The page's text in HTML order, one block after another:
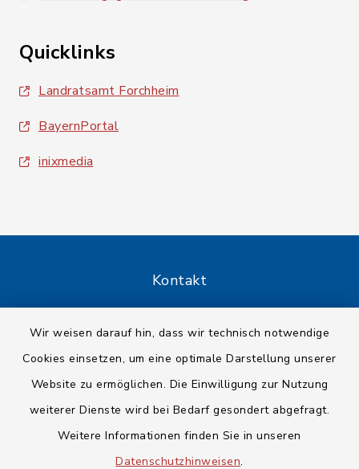
Wir weisen darauf hin, dass wir technisch notwendige
Cookies einsetzen, um eine optimale Darstellung unserer
Website zu ermöglichen. Die Einwilligung zur Nutzung
weiterer Dienste wird bei Bedarf gesondert abgefragt.
Weitere Informationen finden Sie in unseren
Datenschutzhinweisen.
Quicklinks
Landratsamt Forchheim
BayernPortal
inixmedia
Kontakt
Datenschutz
Impressum